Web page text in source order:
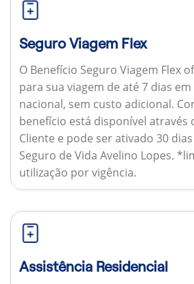
Seguro Viagem Flex
O Benefício Seguro Viagem Flex
para sua viagem de até 7 dias
nacional, sem custo adicional.
benefício está disponível através
Cliente e pode ser ativado 30
Seguro de Vida Avelino Lopes.
utilização por vigência.
Assistência Residencial